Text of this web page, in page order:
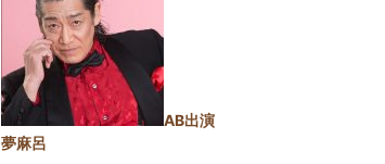
AB出演
夢麻呂